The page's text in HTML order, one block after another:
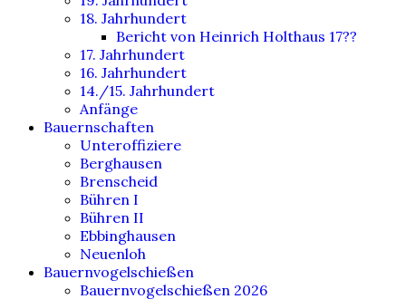
18. Jahrhundert
Bericht von Heinrich Holthaus 17??
17. Jahrhundert
16. Jahrhundert
14./15. Jahrhundert
Anfänge
Bauernschaften
Unteroffiziere
Berghausen
Brenscheid
Bühren I
Bühren II
Ebbinghausen
Neuenloh
Bauernvogelschießen
Bauernvogelschießen 2026